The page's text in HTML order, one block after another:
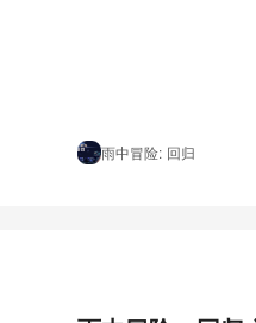
雨中冒险: 回归